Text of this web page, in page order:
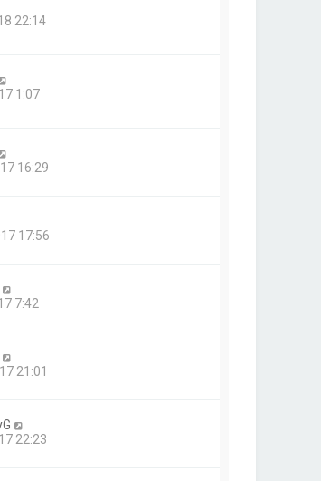
22:14
1:07
16:29
17:56
7:42
21:01
22:23